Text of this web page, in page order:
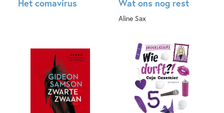
Het comavirus Wat ons nog rest
Aline Sax